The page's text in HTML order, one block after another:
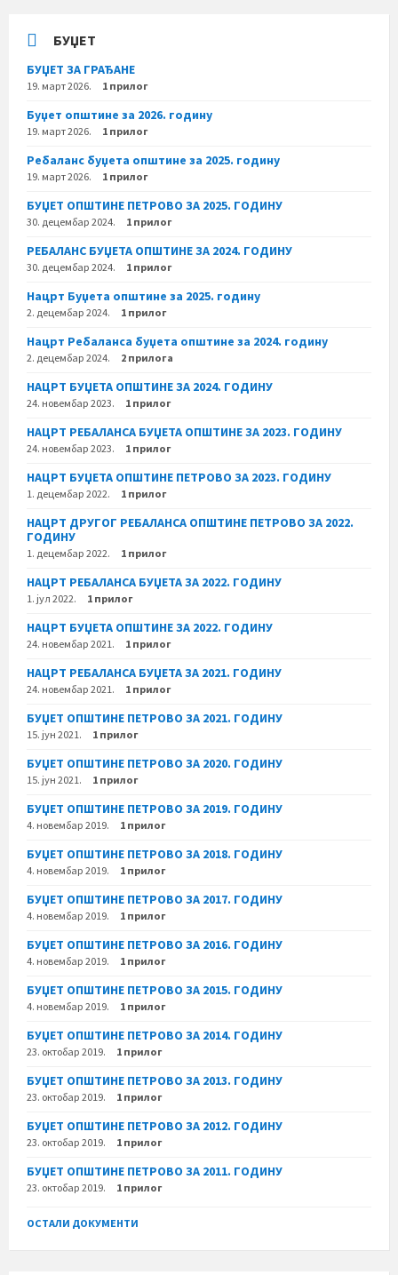
БУЏЕТ
БУЏЕТ ЗА ГРАЂАНЕ
19. март 2026. 1 прилог
Буџет општине за 2026. годину
19. март 2026. 1 прилог
Ребаланс буџета општине за 2025. годину
19. март 2026. 1 прилог
БУЏЕТ ОПШТИНЕ ПЕТРОВО ЗА 2025. ГОДИНУ
30. децембар 2024. 1 прилог
РЕБАЛАНС БУЏЕТА ОПШТИНЕ ЗА 2024. ГОДИНУ
30. децембар 2024. 1 прилог
Нацрт Буџета општине за 2025. годину
2. децембар 2024. 1 прилог
Нацрт Ребаланса буџета општине за 2024. годину
2. децембар 2024. 2 прилога
НАЦРТ БУЏЕТА ОПШТИНЕ ЗА 2024. ГОДИНУ
24. новембар 2023. 1 прилог
НАЦРТ РЕБАЛАНСА БУЏЕТА ОПШТИНЕ ЗА 2023. ГОДИНУ
24. новембар 2023. 1 прилог
НАЦРТ БУЏЕТА ОПШТИНЕ ПЕТРОВО ЗА 2023. ГОДИНУ
1. децембар 2022. 1 прилог
НАЦРТ ДРУГОГ РЕБАЛАНСА ОПШТИНЕ ПЕТРОВО ЗА 2022.
ГОДИНУ
1. децембар 2022. 1 прилог
НАЦРТ РЕБАЛАНСА БУЏЕТА ЗА 2022. ГОДИНУ
1. јул 2022. 1 прилог
НАЦРТ БУЏЕТА ОПШТИНЕ ЗА 2022. ГОДИНУ
24. новембар 2021. 1 прилог
НАЦРТ РЕБАЛАНСА БУЏЕТА ЗА 2021. ГОДИНУ
24. новембар 2021. 1 прилог
БУЏЕТ ОПШТИНЕ ПЕТРОВО ЗА 2021. ГОДИНУ
15. јун 2021. 1 прилог
БУЏЕТ ОПШТИНЕ ПЕТРОВО ЗА 2020. ГОДИНУ
15. јун 2021. 1 прилог
БУЏЕТ ОПШТИНЕ ПЕТРОВО ЗА 2019. ГОДИНУ
4. новембар 2019. 1 прилог
БУЏЕТ ОПШТИНЕ ПЕТРОВО ЗА 2018. ГОДИНУ
4. новембар 2019. 1 прилог
БУЏЕТ ОПШТИНЕ ПЕТРОВО ЗА 2017. ГОДИНУ
4. новембар 2019. 1 прилог
БУЏЕТ ОПШТИНЕ ПЕТРОВО ЗА 2016. ГОДИНУ
4. новембар 2019. 1 прилог
БУЏЕТ ОПШТИНЕ ПЕТРОВО ЗА 2015. ГОДИНУ
4. новембар 2019. 1 прилог
БУЏЕТ ОПШТИНЕ ПЕТРОВО ЗА 2014. ГОДИНУ
23. октобар 2019. 1 прилог
БУЏЕТ ОПШТИНЕ ПЕТРОВО ЗА 2013. ГОДИНУ
23. октобар 2019. 1 прилог
БУЏЕТ ОПШТИНЕ ПЕТРОВО ЗА 2012. ГОДИНУ
23. октобар 2019. 1 прилог
БУЏЕТ ОПШТИНЕ ПЕТРОВО ЗА 2011. ГОДИНУ
23. октобар 2019. 1 прилог
ОСТАЛИ ДОКУМЕНТИ